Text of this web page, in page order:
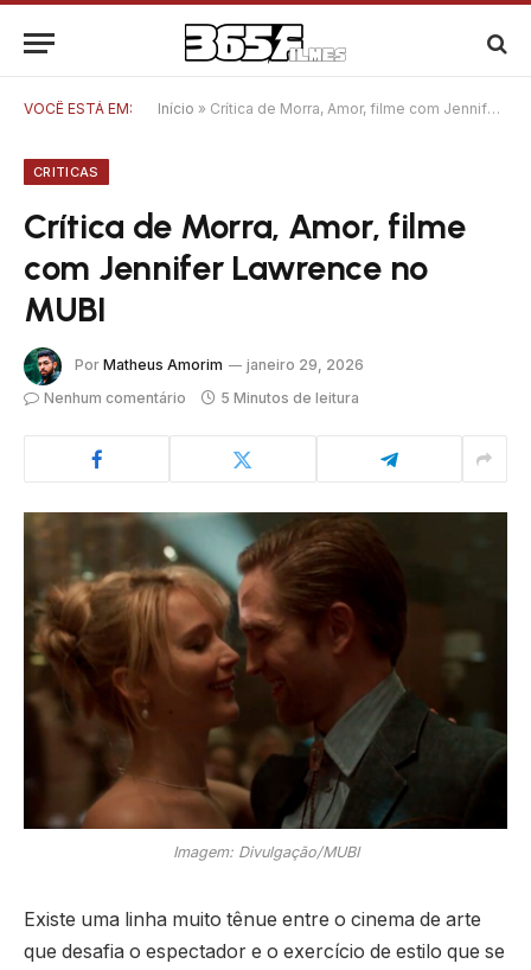
VOCÊ ESTÁ EM: Início » Crítica de Morra, Amor, filme com Jennifer Lawrence no MUBI
CRITICAS
Crítica de Morra, Amor, filme
com Jennifer Lawrence no
MUBI
Por Matheus Amorim
janeiro 29, 2026
Nenhum comentário
5 Minutos de leitura
Imagem: Divulgação/MUBI
Existe uma linha muito tênue entre o cinema de arte
que desafia o espectador e o exercício de estilo que se